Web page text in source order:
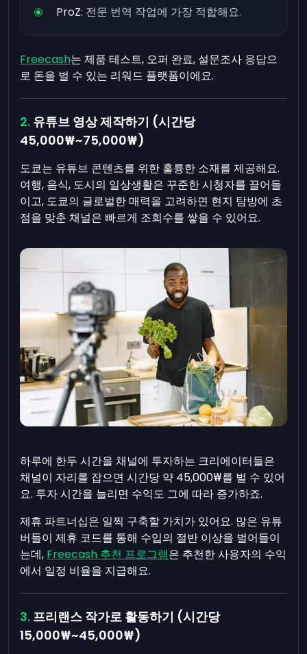
ProZ: 전문 번역 작업에 가장 적합해요.
Freecash는 제품 테스트, 오퍼 완료, 설문조사 응답으
로 돈을 벌 수 있는 리워드 플랫폼이에요.
유튜브 영상 제작하기 (시간당
45,000₩~75,000₩)
도쿄는 유튜브 콘텐츠를 위한 훌륭한 소재를 제공해요.
여행, 음식, 도시의 일상생활은 꾸준한 시청자를 끌어들
이고, 도쿄의 글로벌한 매력을 고려하면 현지 탐방에 초
점을 맞춘 채널은 빠르게 조회수를 쌓을 수 있어요.
하루에 한두 시간을 채널에 투자하는 크리에이터들은
채널이 자리를 잡으면 시간당 약 45,000₩를 벌 수 있어
요. 투자 시간을 늘리면 수익도 그에 따라 증가하죠.
제휴 파트너십은 일찍 구축할 가치가 있어요. 많은 유튜
버들이 제휴 코드를 통해 수입의 절반 이상을 벌어들이
는데, Freecash 추천 프로그램은 추천한 사용자의 수익
에서 일정 비율을 지급해요.
프리랜스 작가로 활동하기 (시간당
15,000₩~45,000₩)